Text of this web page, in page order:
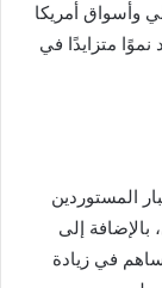
وأسواق أمريكا
نموًا متزايدًا في
المستوردين
إلى
في زيادة